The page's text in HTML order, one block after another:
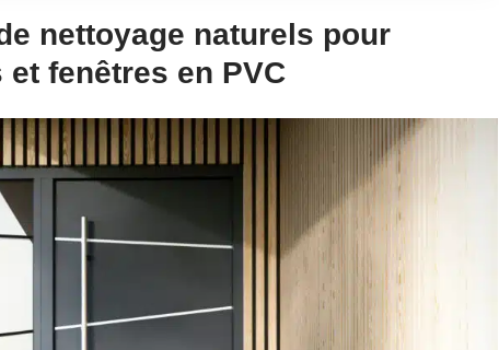
nettoyage naturels pour
fenêtres en PVC